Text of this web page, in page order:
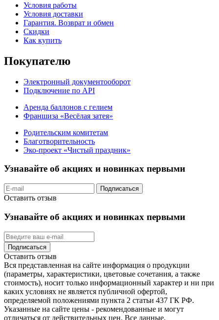
Условия работы
Условия доставки
Гарантия. Возврат и обмен
Скидки
Как купить
Покупателю
Электронный документооборот
Подключение по API
Аренда баллонов с гелием
Франшиза «Весёлая затея»
Родительским комитетам
Благотворительность
Эко-проект «Чистый праздник»
Узнавайте об акциях и новинках первыми
Подписаться
Оставить отзыв
Узнавайте об акциях и новинках первыми
Подписаться
Оставить отзыв
Вся представленная на сайте информация о продукции
(параметры, характеристики, цветовые сочетания, а также
стоимость), носит только информационный характер и ни при
каких условиях не является публичной офертой,
определяемой положениями пункта 2 статьи 437 ГК РФ.
Указанные на сайте цены - рекомендованные и могут
отличаться от действительных цен. Все данные,